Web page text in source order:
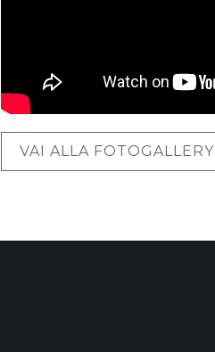
VAI ALLA FOTOGALLERY